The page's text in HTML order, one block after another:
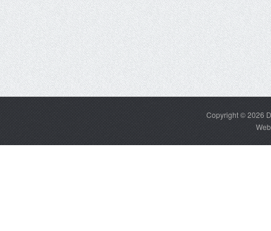
Copyright © 2026